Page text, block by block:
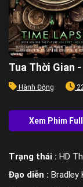
Tua Thời Gian
Hành Động
Trạng thái : HD
Đạo diễn : Bradley